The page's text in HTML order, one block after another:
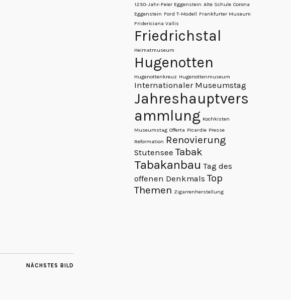
NÄCHSTES BILD
1250-Jahr-Feier Eggenstein Alte Schule Corona
Eggenstein Ford T-Modell Frankfurter Museum
Fridericiana Vallis
Friedrichstal
Heimatmuseum
Hugenotten
Hugenottenkreuz Hugenottenmuseum
Internationaler Museumstag
Jahreshauptvers
ammlung Kochkisten
Museumstag Offerta Picardie Presse
Reformation Renovierung
Stutensee Tabak
Tabakanbau Tag des
offenen Denkmals Top
Themen Zigarrenherstellung